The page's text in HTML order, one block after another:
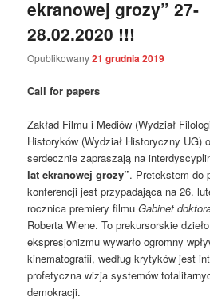
ekranowej grozy” 27-
28.02.2020 !!!
Opublikowany21 grudnia 2019
Call for papers
Zakład Filmu i Mediów (Wydział
Historyków (Wydział Historyczny UG)
serdecznie zapraszają na
lat ekranowej grozy”. Pretekstem do
konferencji jest przypadająca na 26.
rocznica premiery filmuGabinet
Roberta Wiene. To prekursorskie
ekspresjonizmu wywarło ogromny
kinematografii, według krytyków jest
profetyczna wizja systemów
demokracji.